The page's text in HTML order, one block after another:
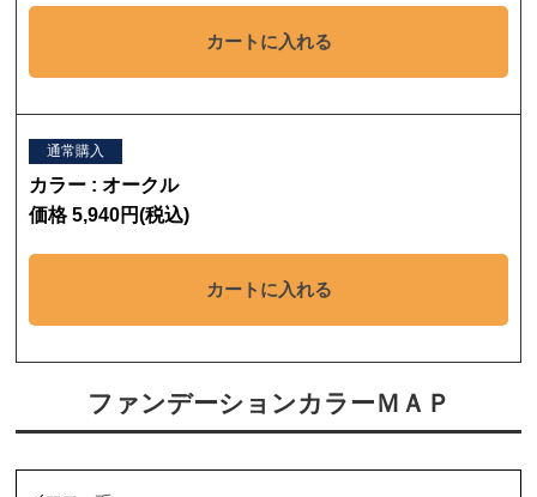
カートに入れる
通常購入
カラー : オークル
価格 5,940円(税込)
カートに入れる
ファンデーションカラーＭＡＰ